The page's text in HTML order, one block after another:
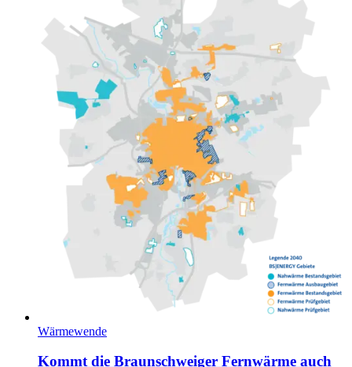
Wärmewende
Kommt die Braunschweiger Fernwärme auch